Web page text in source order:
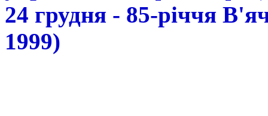
24 грудня - 85-річчя
1999)